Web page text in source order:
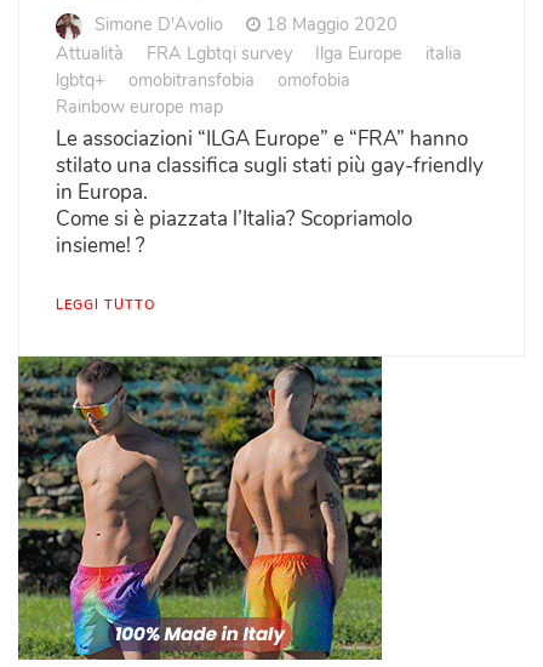
Simone D'Avolio
18 Maggio 2020
Attualità
FRA Lgbtqi survey Ilga Europe
italia
lgbtq+
omobitransfobia
omofobia
Rainbow europe map
Le associazioni “ILGA Europe” e “FRA” hanno
stilato una classifica sugli stati più gay-friendly
in Europa.
Come si è piazzata l’Italia? Scopriamolo
insieme! ?
LEGGI TUTTO